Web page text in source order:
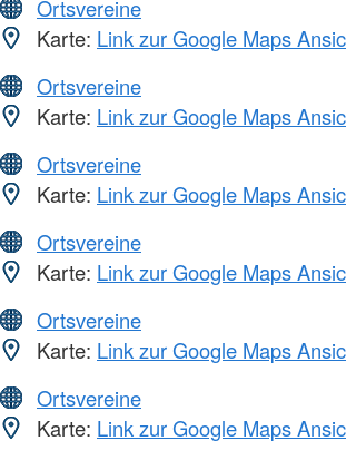
Ortsvereine
Karte: Link zur Google Maps
Ortsvereine
Karte: Link zur Google Maps
Ortsvereine
Karte: Link zur Google Maps
Ortsvereine
Karte: Link zur Google Maps
Ortsvereine
Karte: Link zur Google Maps
Ortsvereine
Karte: Link zur Google Maps